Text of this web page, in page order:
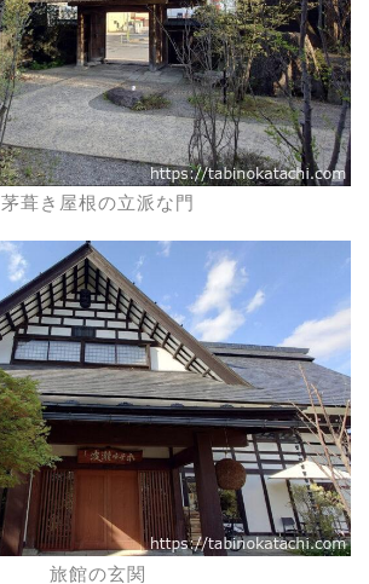
茅葺き屋根の立派な門
旅館の玄関